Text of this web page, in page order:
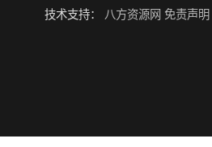
技术支持： 八方资源网 免责声明